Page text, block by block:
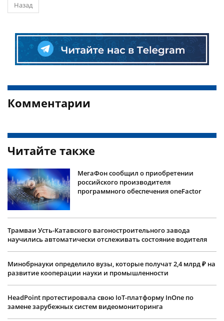
Назад
Комментарии
Читайте также
МегаФон сообщил о приобретении
российского производителя
программного обеспечения oneFactor
Трамваи Усть-Катавского вагоностроительного завода
научились автоматически отслеживать состояние водителя
Минобрнауки определило вузы, которые получат 2,4 млрд ₽ на
развитие кооперации науки и промышленности
HeadPoint протестировала свою IoT-платформу InOne по
замене зарубежных систем видеомониторинга